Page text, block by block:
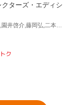
ターズ・エディシ
和崎俊也,原田糸子,柳沢真一,園井啓介,藤岡弘,二本松嘉瑞,元持栄美,いずみたく
ク